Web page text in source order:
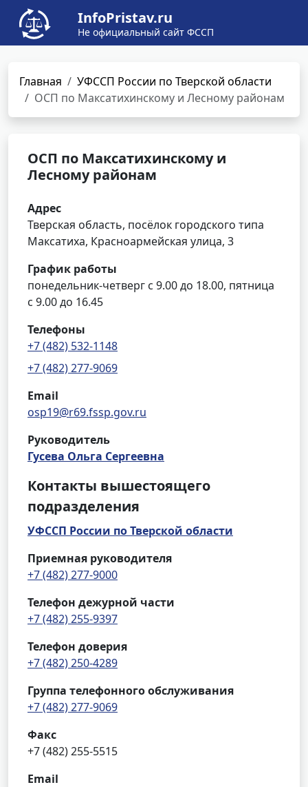
InfoPristav.ru
Не официальный сайт ФССП
Главная
УФССП России по Тверской области
ОСП по Максатихинскому и Лесному районам
ОСП по Максатихинскому и
Лесному районам
Адрес
Тверская область, посёлок городского типа
Максатиха, Красноармейская улица, 3
График работы
понедельник-четверг с 9.00 до 18.00, пятница
с 9.00 до 16.45
Телефоны
+7 (482) 532-1148
+7 (482) 277-9069
Email
osp19@r69.fssp.gov.ru
Руководитель
Гусева Ольга Сергеевна
Контакты вышестоящего
подразделения
УФССП России по Тверской области
Приемная руководителя
+7 (482) 277-9000
Телефон дежурной части
+7 (482) 255-9397
Телефон доверия
+7 (482) 250-4289
Группа телефонного обслуживания
+7 (482) 277-9069
Факс
+7 (482) 255-5515
Email